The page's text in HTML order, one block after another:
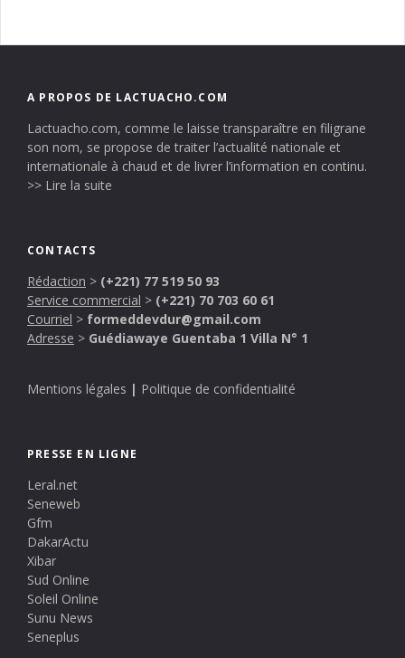
A PROPOS DE LACTUACHO.COM
Lactuacho.com, comme le laisse transparaître en filigrane
son nom, se propose de traiter l’actualité nationale et
internationale à chaud et de livrer l’information en continu.
>> Lire la suite
CONTACTS
Rédaction > (+221) 77 519 50 93
Service commercial > (+221) 70 703 60 61
Courriel > formeddevdur@gmail.com
Adresse > Guédiawaye Guentaba 1 Villa N° 1
Mentions légales | Politique de confidentialité
PRESSE EN LIGNE
Leral.net
Seneweb
Gfm
DakarActu
Xibar
Sud Online
Soleil Online
Sunu News
Seneplus